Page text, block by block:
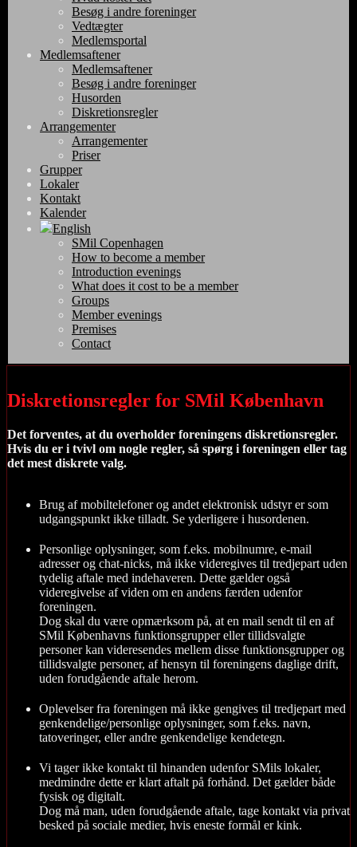
Besøg i andre foreninger
Vedtægter
Medlemsportal
Medlemsaftener
Medlemsaftener
Besøg i andre foreninger
Husorden
Diskretionsregler
Arrangementer
Arrangementer
Priser
Grupper
Lokaler
Kontakt
Kalender
English
SMil Copenhagen
How to become a member
Introduction evenings
What does it cost to be a member
Groups
Member evenings
Premises
Contact
Diskretionsregler for SMil København
Det forventes, at du overholder foreningens diskretionsregler.
Hvis du er i tvivl om nogle regler, så spørg i foreningen eller tag
det mest diskrete valg.
Brug af mobiltelefoner og andet elektronisk udstyr er som
udgangspunkt ikke tilladt. Se yderligere i husordenen.
Personlige oplysninger, som f.eks. mobilnumre, e-mail
adresser og chat-nicks, må ikke videregives til tredjepart uden
tydelig aftale med indehaveren. Dette gælder også
videregivelse af viden om en andens færden udenfor
foreningen.
Dog skal du være opmærksom på, at en mail sendt til en af
SMil Københavns funktionsgrupper eller tillidsvalgte
personer kan videresendes mellem disse funktionsgrupper og
tillidsvalgte personer, af hensyn til foreningens daglige drift,
uden forudgående aftale herom.
Oplevelser fra foreningen må ikke gengives til tredjepart med
genkendelige/personlige oplysninger, som f.eks. navn,
tatoveringer, eller andre genkendelige kendetegn.
Vi tager ikke kontakt til hinanden udenfor SMils lokaler,
medmindre dette er klart aftalt på forhånd. Det gælder både
fysisk og digitalt.
Dog må man, uden forudgående aftale, tage kontakt via privat
besked på sociale medier, hvis eneste formål er kink.